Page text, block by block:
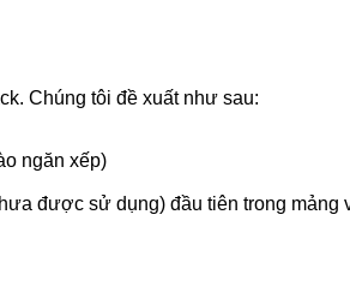
Chúng tôi đề xuất như sau:
ngăn xếp)
được sử dụng) đầu tiên trong mảng